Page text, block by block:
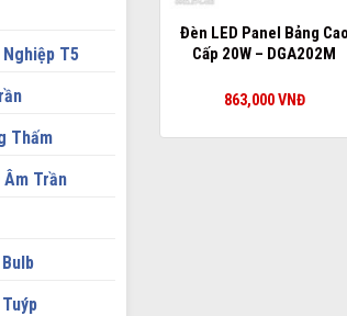
T5
Thấm
Âm Trần
Đèn LED Panel Bảng Cao
Cấp 20W – DGA202M
863,000VNĐ